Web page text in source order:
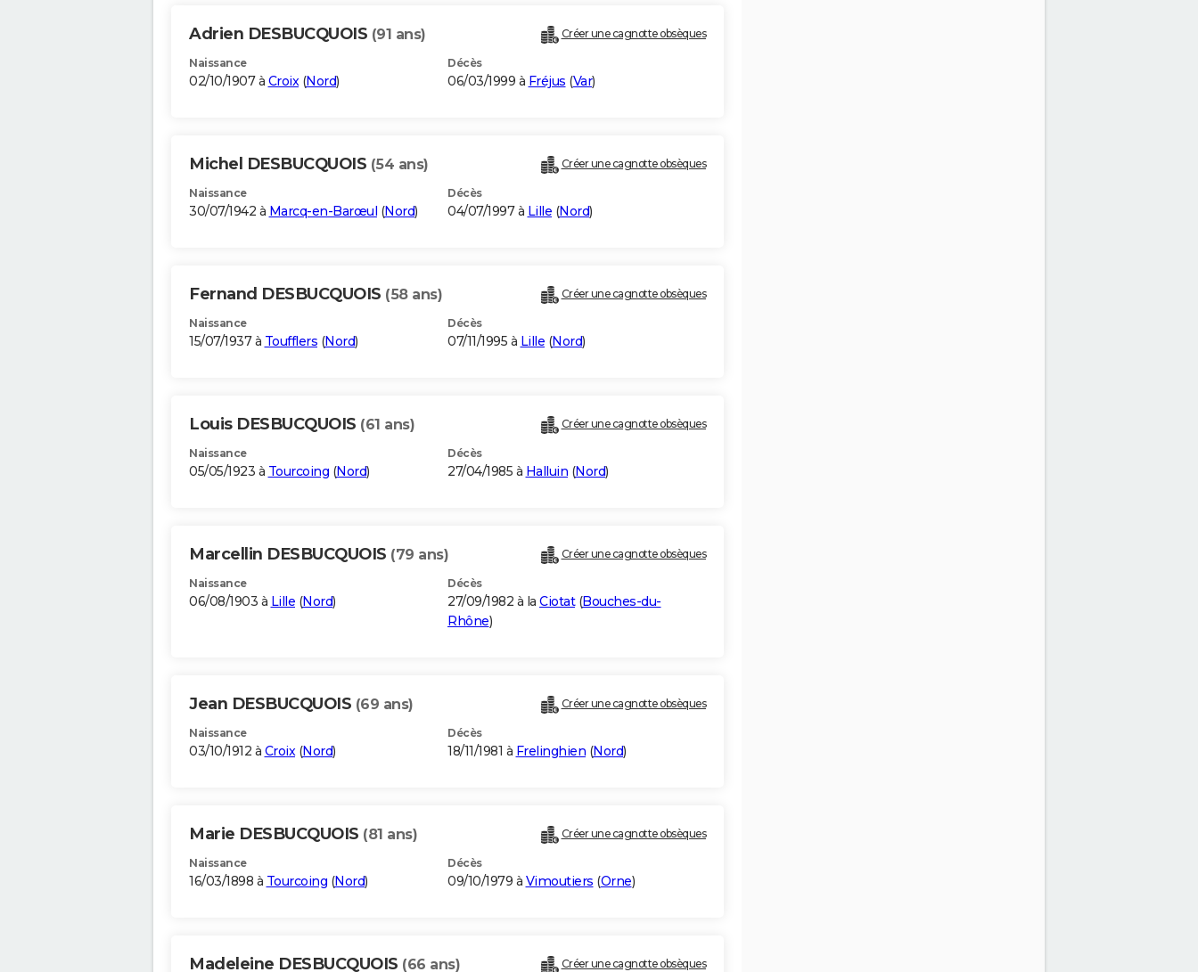
Adrien DESBUCQUOIS (91 ans) Créer une cagnotte obsèques
Naissance
02/10/1907 à Croix(Nord)
Décès
06/03/1999 à Fréjus (Var)
Michel DESBUCQUOIS (54 ans) Créer une cagnotte obsèques
Naissance
30/07/1942 à Marcq-en-Barœul (Nord)
Décès
04/07/1997 à Lille (Nord)
Fernand DESBUCQUOIS (58 ans) Créer une cagnotte obsèques
Naissance
15/07/1937 à Toufflers (Nord)
Décès
07/11/1995 à Lille (Nord)
Louis DESBUCQUOIS (61 ans) Créer une cagnotte obsèques
Naissance
05/05/1923 à Tourcoing (Nord)
Décès
27/04/1985 à Halluin (Nord)
Marcellin DESBUCQUOIS (79 ans) Créer une cagnotte obsèques
Naissance
06/08/1903 à Lille (Nord)
Décès
27/09/1982 à la Ciotat(Bouches-du-
Rhône)
Jean DESBUCQUOIS (69 ans) Créer une cagnotte obsèques
Naissance
03/10/1912 à Croix(Nord)
Décès
18/11/1981 à Frelinghien (Nord)
Marie DESBUCQUOIS (81 ans) Créer une cagnotte obsèques
Naissance
16/03/1898 à Tourcoing (Nord)
Décès
09/10/1979 à Vimoutiers (Orne)
Madeleine DESBUCQUOIS (66 ans) Créer une cagnotte obsèques